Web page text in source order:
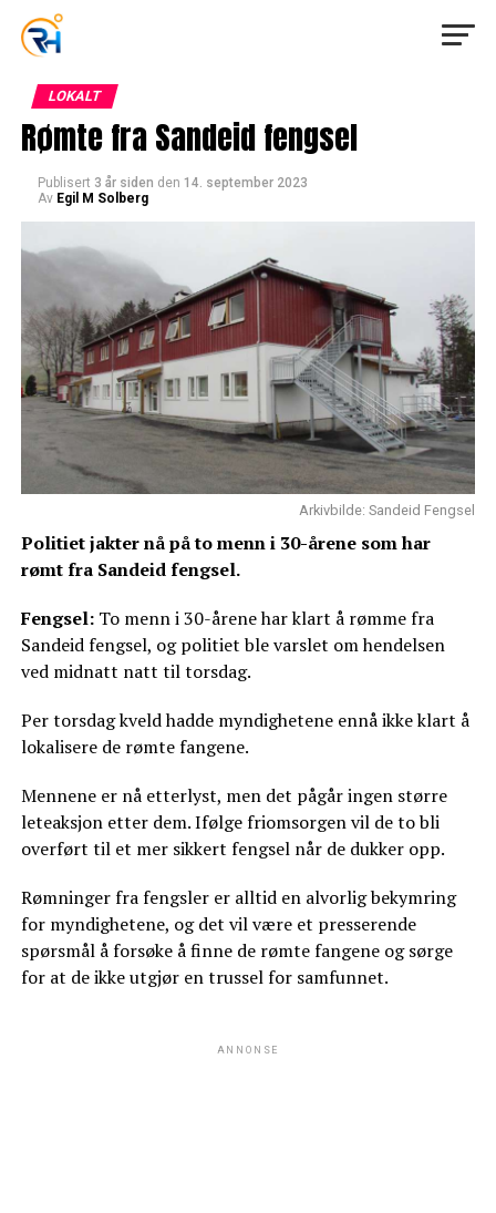
LOKALT
Rømte fra Sandeid fengsel
Publisert 3 år siden den 14. september 2023
Av Egil M Solberg
Arkivbilde: Sandeid Fengsel
Politiet jakter nå på to menn i 30-årene som har
rømt fra Sandeid fengsel.
Fengsel:To menn i 30-årene har klart å rømme fra
Sandeid fengsel, og politiet ble varslet om hendelsen
ved midnatt natt til torsdag.
Per torsdag kveld hadde myndighetene ennå ikke klart å
lokalisere de rømte fangene.
Mennene er nå etterlyst, men det pågår ingen større
leteaksjon etter dem. Ifølge friomsorgen vil de to bli
overført til et mer sikkert fengsel når de dukker opp.
Rømninger fra fengsler er alltid en alvorlig bekymring
for myndighetene, og det vil være et presserende
spørsmål å forsøke å finne de rømte fangene og sørge
for at de ikke utgjør en trussel for samfunnet.
ANNONSE